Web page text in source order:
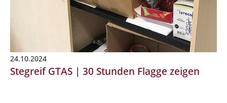
24.10.2024
Stegreif GTAS | 30 Stunden Flagge zeigen